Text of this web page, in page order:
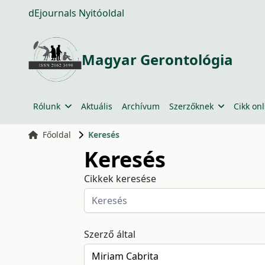
dEjournals Nyitóoldal
Magyar Gerontológia
Rólunk Aktuális Archívum Szerzőknek Cikk
Főoldal Keresés
Keresés
Cikkek keresése
Szerző által